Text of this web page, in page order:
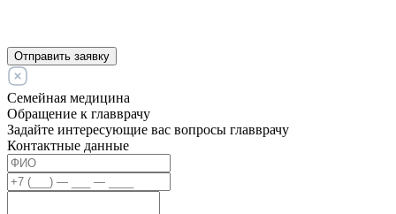
Отправить заявку
Семейная медицина
Обращение к главврачу
Задайте интересующие вас вопросы главврачу
Контактные данные